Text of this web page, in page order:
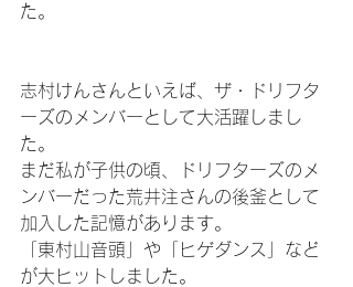
た。
志村けんさんといえば、ザ・ドリフタ
ーズのメンバーとして大活躍しまし
た。
まだ私が子供の頃、ドリフターズのメ
ンバーだった荒井注さんの後釜として
加入した記憶があります。
「東村山音頭」や「ヒゲダンス」など
が大ヒットしました。